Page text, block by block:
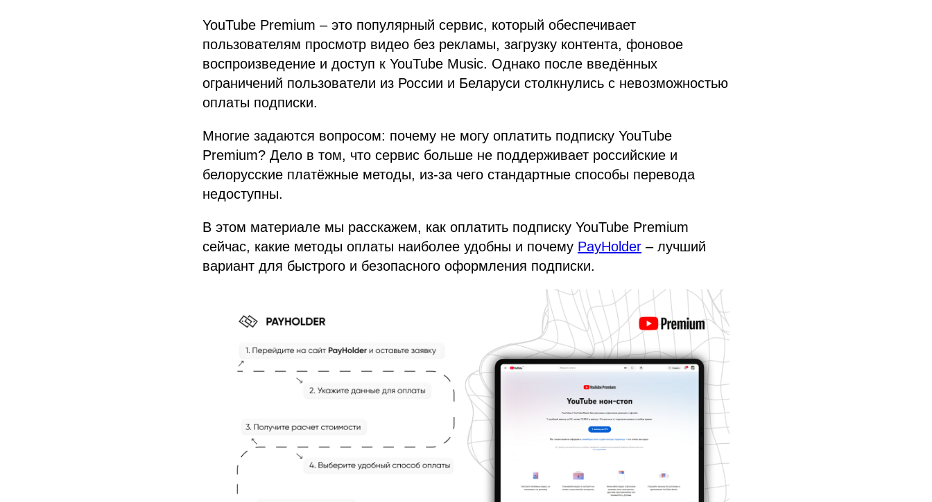
YouTube Premium – это популярный сервис, который обеспечивает
пользователям просмотр видео без рекламы, загрузку контента, фоновое
воспроизведение и доступ к YouTube Music. Однако после введённых
ограничений пользователи из России и Беларуси столкнулись с невозможностью
оплаты подписки.
Многие задаются вопросом: почему не могу оплатить подписку YouTube
Premium? Дело в том, что сервис больше не поддерживает российские и
белорусские платёжные методы, из-за чего стандартные способы перевода
недоступны.
В этом материале мы расскажем, как оплатить подписку YouTube Premium
сейчас, какие методы оплаты наиболее удобны и почему PayHolder – лучший
вариант для быстрого и безопасного оформления подписки.